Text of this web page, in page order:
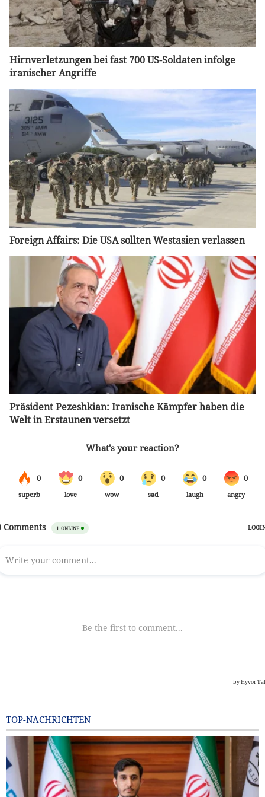
Hirnverletzungen bei fast 700 US-Soldaten infolge
iranischer Angriffe
Foreign Affairs: Die USA sollten Westasien verlassen
Präsident Pezeshkian: Iranische Kämpfer haben die
Welt in Erstaunen versetzt
TOP-NACHRICHTEN